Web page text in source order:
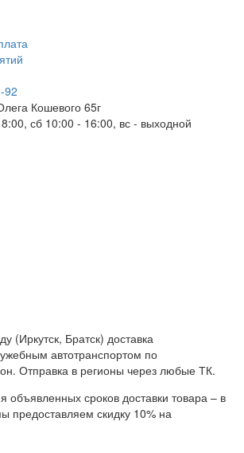
92
Кошевого 65г
сб 10:00 - 16:00, вс - выходной
(Иркутск, Братск) доставка
автотранспортом по
Отправка в регионы через любые ТК.
объявленных сроков доставки товара – в
предоставляем скидку 10% на